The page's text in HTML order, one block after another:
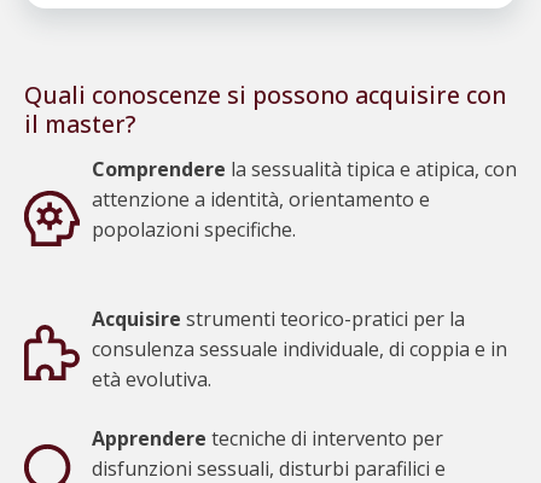
Ti servono maggiori
informazioni sul master?
da te indicata
Nome
Cognome
Quali conoscenze si possono acquisire con
il master?
Comprendere la sessualità tipica e atipica, con
attenzione a identità, orientamento e
popolazioni specifiche.
Acquisire strumenti teorico-pratici per la
consulenza sessuale individuale, di coppia e in
età evolutiva.
Apprendere tecniche di intervento per
disfunzioni sessuali, disturbi parafilici e